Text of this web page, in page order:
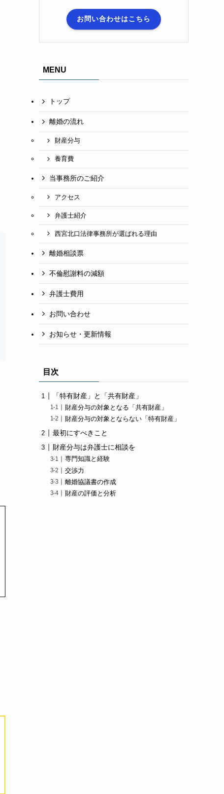
お問い合わせはこちら
MENU
トップ
離婚の流れ
財産分与
養育費
当事務所のご紹介
アクセス
弁護士紹介
西宮北口法律事務所が選ばれる理由
離婚相談票
不倫慰謝料の減額
弁護士費用
お問い合わせ
お知らせ・更新情報
目次
「特有財産」と「共有財産」
財産分与の対象となる「共有財産」
財産分与の対象とならない「特有財産」
最初にすべきこと
財産分与は弁護士に相談を
専門知識と経験
交渉力
離婚協議書の作成
財産の評価と分析